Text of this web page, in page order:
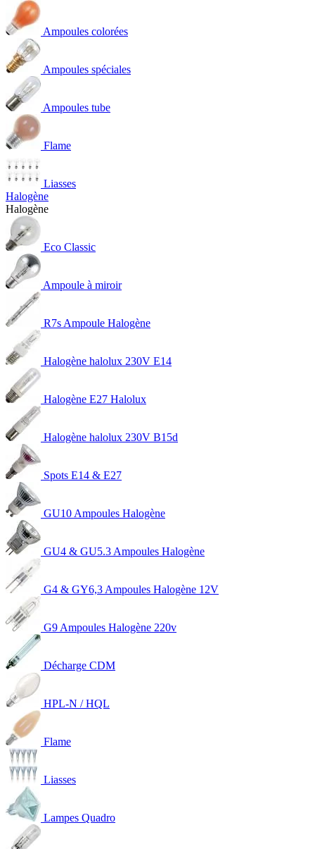
Ampoules colorées
Ampoules spéciales
Ampoules tube
Flame
Liasses
Halogène
Halogène
Eco Classic
Ampoule à miroir
R7s Ampoule Halogène
Halogène halolux 230V E14
Halogène E27 Halolux
Halogène halolux 230V B15d
Spots E14 & E27
GU10 Ampoules Halogène
GU4 & GU5.3 Ampoules Halogène
G4 & GY6,3 Ampoules Halogène 12V
G9 Ampoules Halogène 220v
Décharge CDM
HPL-N / HQL
Flame
Liasses
Lampes Quadro